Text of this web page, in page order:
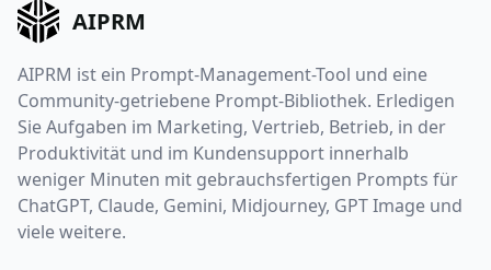
AIPRM
AIPRM ist ein Prompt-Management-Tool und eine
Community-getriebene Prompt-Bibliothek. Erledigen
Sie Aufgaben im Marketing, Vertrieb, Betrieb, in der
Produktivität und im Kundensupport innerhalb
weniger Minuten mit gebrauchsfertigen Prompts für
ChatGPT, Claude, Gemini, Midjourney, GPT Image und
viele weitere.